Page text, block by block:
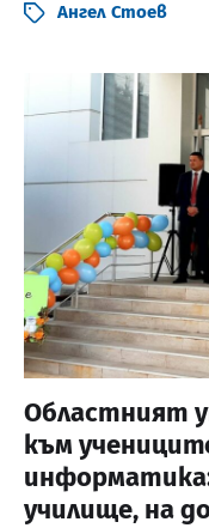
Ангел Стоев
Областният
към
училище, на